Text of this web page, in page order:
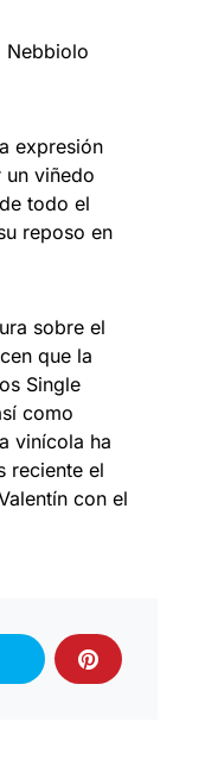
Nebbiolo
expresión
un viñedo
todo el
reposo en
sobre el
que la
Single
como
vinícola ha
reciente el
con el